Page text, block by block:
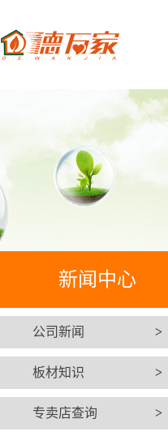
新闻中心
公司新闻 >
板材知识 >
专卖店查询 >